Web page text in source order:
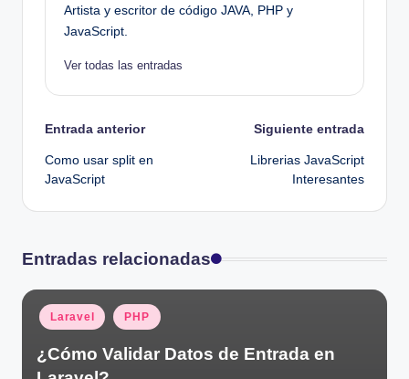
Artista y escritor de código JAVA, PHP y
JavaScript.
Ver todas las entradas
Navegación
de
entradas
Entrada anterior
Como usar split en
JavaScript
Siguiente entrada
Librerias JavaScript
Interesantes
Entradas relacionadas
Publicado
en
Laravel PHP
¿Cómo Validar Datos de Entrada en